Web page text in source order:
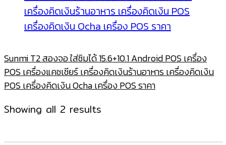
Sunmi T2 สองจอ ใส่ซิมได้ 15.6+10.1 Android POS เครื่อง
POS เครื่องแคชเชียร์ เครื่องคิดเงินร้านอาหาร เครื่องคิดเงิน
POS เครื่องคิดเงิน Ocha เครื่อง POS ราคา
Showing all 2 results
latest